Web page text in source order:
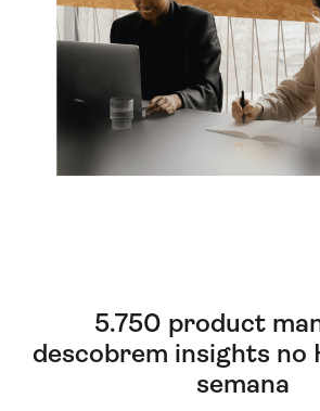
5.750 product
descobrem insights no
semana